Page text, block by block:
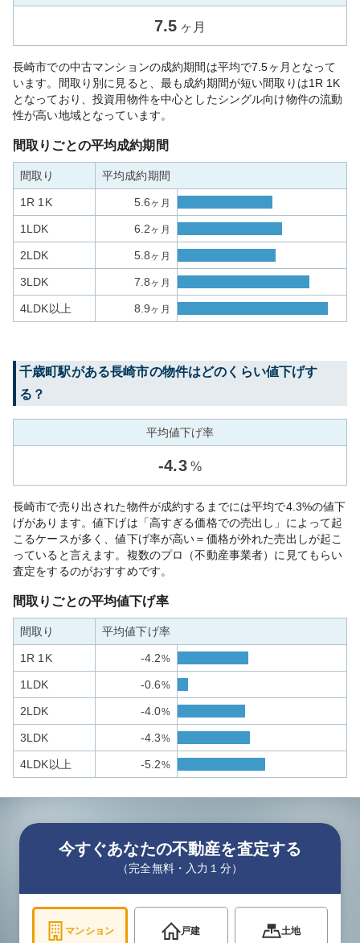
7.5 ヶ月
長崎市での中古マンションの成約期間は平均で7.5ヶ月となって
います。間取り別に見ると、最も成約期間が短い間取りは1R 1K
となっており、投資用物件を中心としたシングル向け物件の流動
性が高い地域となっています。
間取りごとの平均成約期間
間取り 平均成約期間
1R 1K 5.6ヶ月
1LDK 6.2ヶ月
2LDK 5.8ヶ月
3LDK 7.8ヶ月
4LDK以上 8.9ヶ月
千歳町駅がある長崎市の物件はどのくらい値下げす
る？
平均値下げ率
-4.3 %
長崎市で売り出された物件が成約するまでには平均で4.3%の値下
げがあります。値下げは「高すぎる価格での売出し」によって起
こるケースが多く、値下げ率が高い＝価格が外れた売出しが起こ
っていると言えます。複数のプロ（不動産事業者）に見てもらい
査定をするのがおすすめです。
間取りごとの平均値下げ率
間取り 平均値下げ率
1R 1K -4.2%
1LDK -0.6%
2LDK -4.0%
3LDK -4.3%
4LDK以上 -5.2%
今すぐあなたの不動産を査定する
（完全無料・入力１分）
マンション 戸建 土地